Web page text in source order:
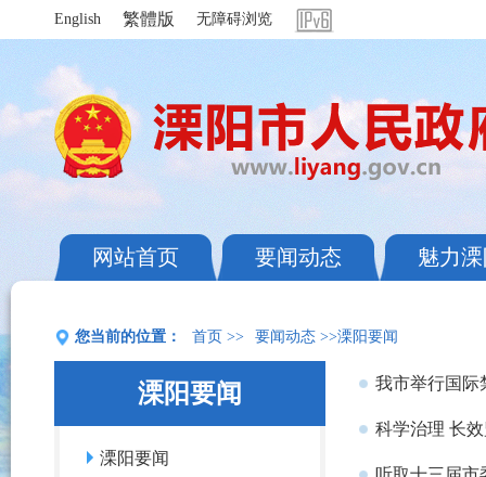
English 繁體版 无障碍浏览
网站首页 要闻动态 魅力
您当前的位置： 首页 >> 要闻动态 >>溧阳要闻
溧阳要闻
溧阳要闻
我市举行国际
科学治理 长